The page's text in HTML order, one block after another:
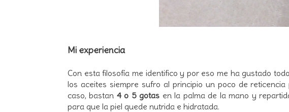
Mi experiencia
Con esta filosofía me identifico y por eso me ha gustado
los aceites siempre sufro al principio un poco de
caso, bastan 4 o 5 gotas en la palma de la mano y
para que la piel quede nutrida e hidratada.